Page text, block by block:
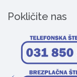
Pokličite nas